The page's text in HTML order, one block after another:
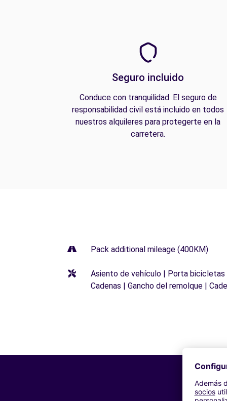
Seguro incluido
Conduce con tranquilidad. El seguro de
responsabilidad civil está incluido en todos
nuestros alquileres para protegerte en la
carretera.
Pack additional mileage (400KM)
Asiento de vehículo | Porta bicicletas
Cadenas | Gancho del remolque |